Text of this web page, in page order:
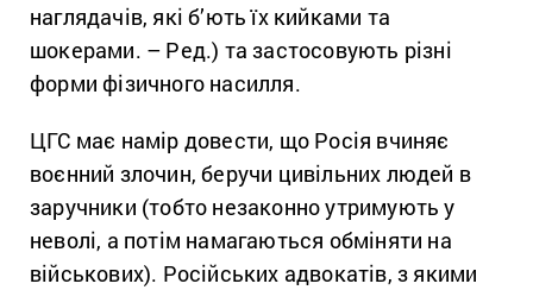
наглядачів, які б’ють їх кийками та
шокерами. – Ред.) та застосовують різні
форми фізичного насилля.
ЦГС має намір довести, що Росія вчиняє
воєнний злочин, беручи цивільних людей в
заручники (тобто незаконно утримують у
неволі, а потім намагаються обміняти на
військових). Російських адвокатів, з якими